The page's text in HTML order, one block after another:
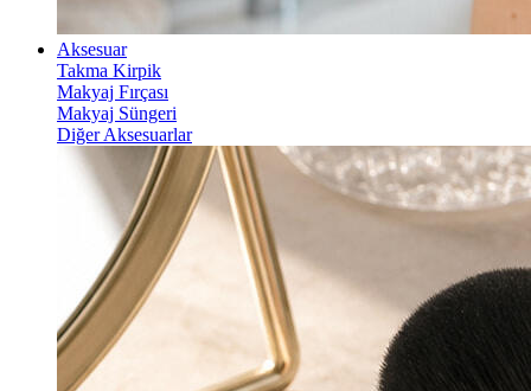
Aksesuar
Takma Kirpik
Makyaj Fırçası
Makyaj Süngeri
Diğer Aksesuarlar